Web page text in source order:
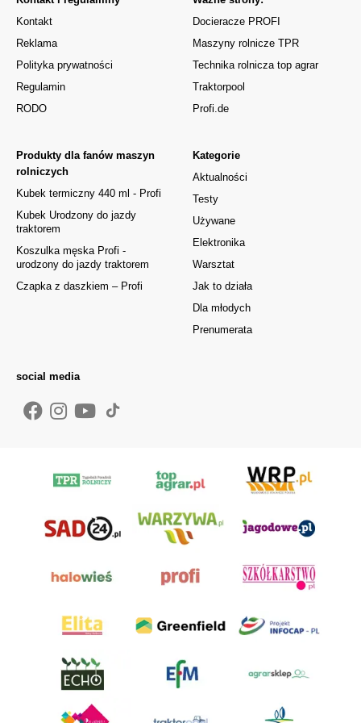
Kontakt
Reklama
Polityka prywatności
Regulamin
RODO
Kategorie
Aktualności
Testy
Używane
Elektronika
Warsztat
Jak to działa
Dla młodych
Prenumerata
Produkty dla fanów maszyn
rolniczych
Kubek termiczny 440 ml - Profi
Kubek Urodzony do jazdy
traktorem
Koszulka męska Profi -
urodzony do jazdy traktorem
Czapka z daszkiem – Profi
Docieracze PROFI
Maszyny rolnicze TPR
Technika rolnicza top agrar
Traktorpool
Profi.de
social media